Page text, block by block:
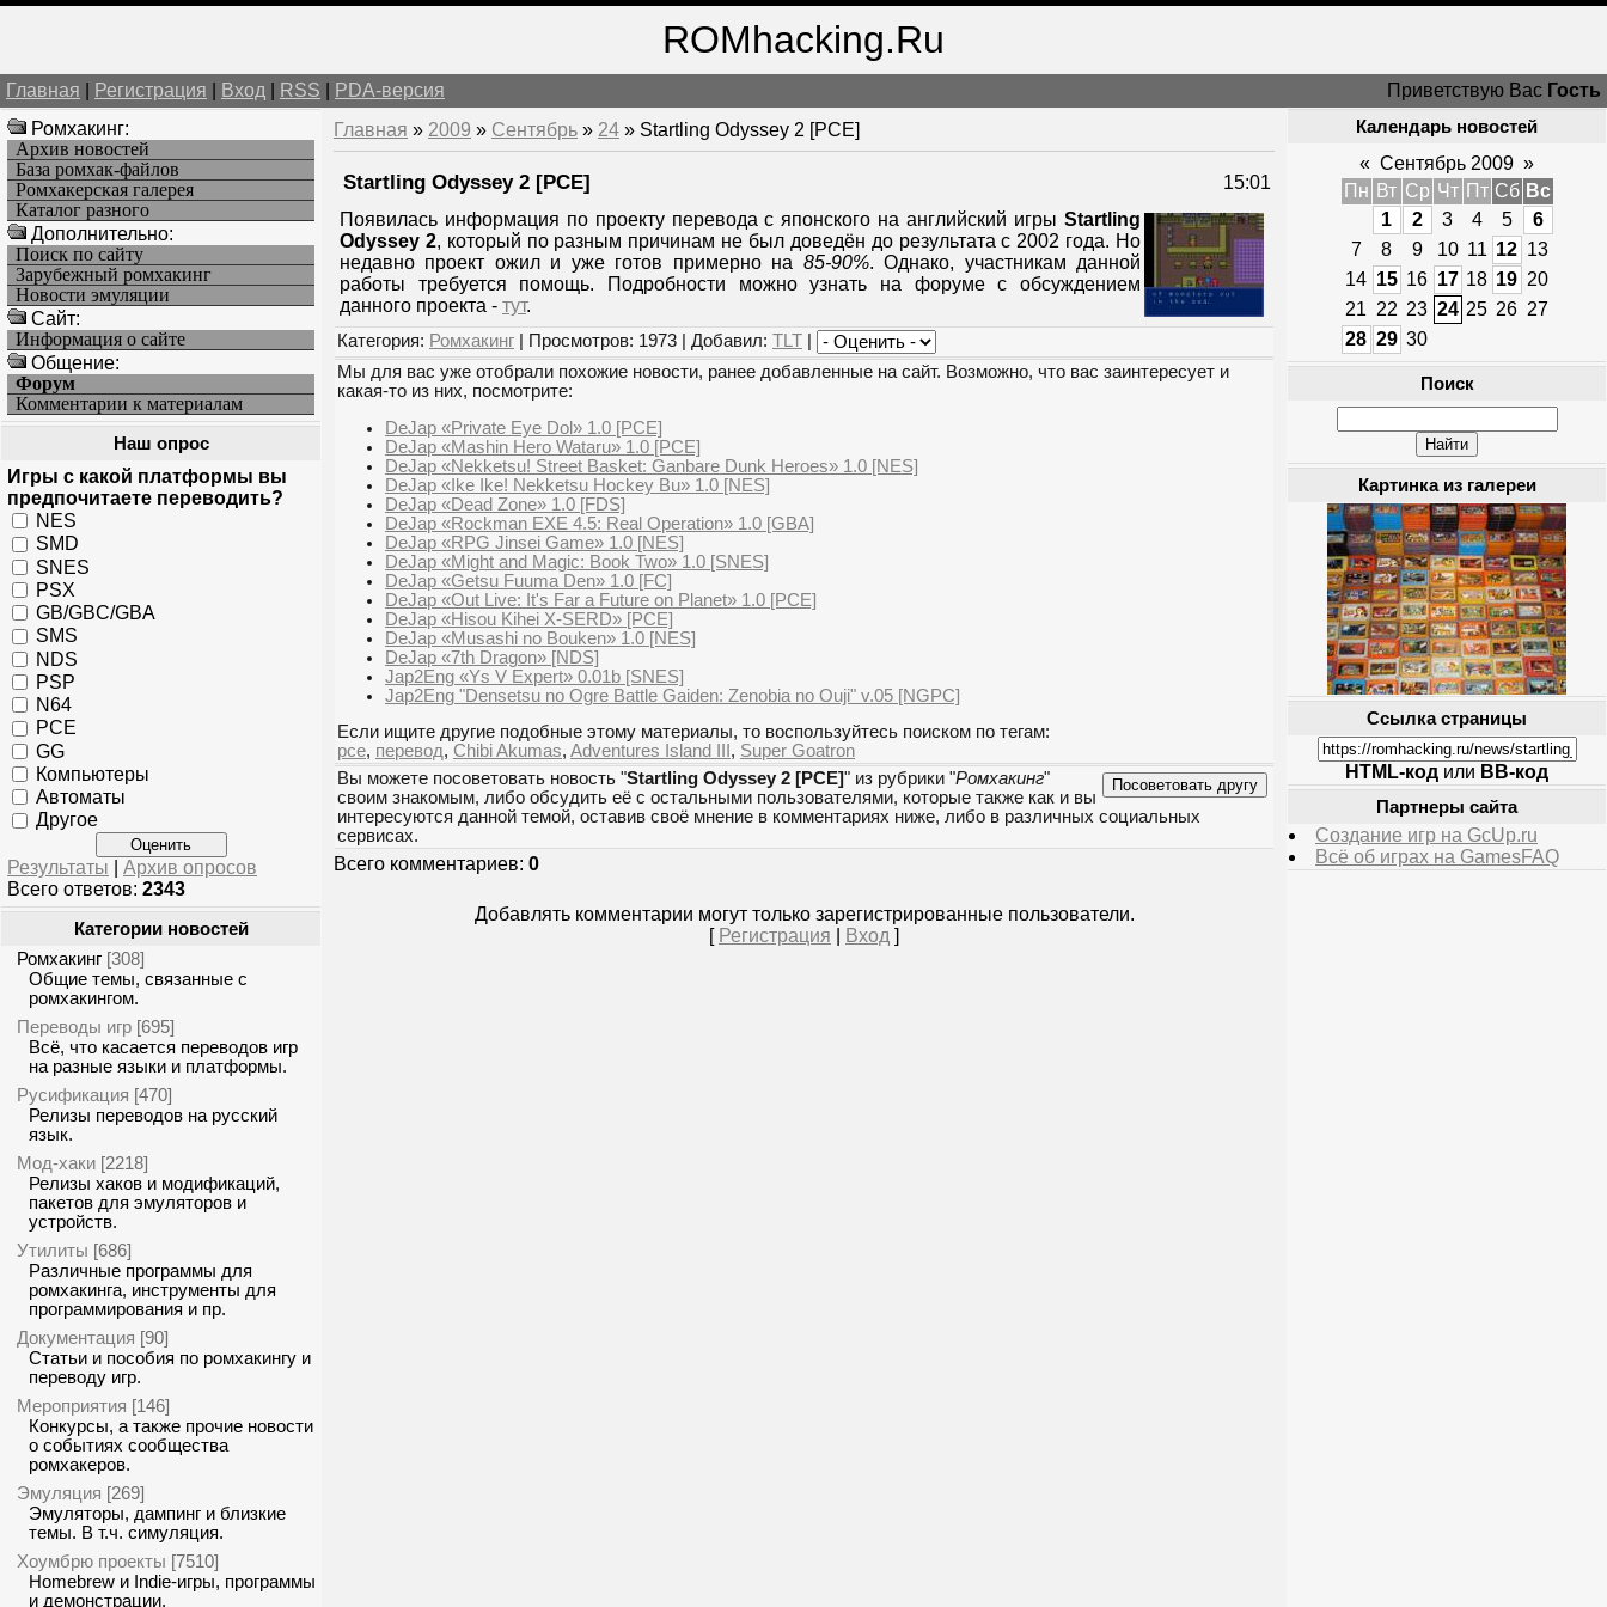
ROMhacking.Ru
Главная Регистрация Вход RSS PDA-версия Приветствую Вас Гость
Ромхакинг:
Архив новостей
База ромхак-файлов
Ромхакерская галерея
Каталог разного
Дополнительно:
Поиск по сайту
Зарубежный ромхакинг
Новости эмуляции
Cайт:
Информация о сайте
Общение:
Форум
Комментарии к материалам
Наш опрос
Игры с какой платформы вы
предпочитаете переводить?
NES
SMD
SNES
PSX
GB/GBC/GBA
SMS
NDS
PSP
N64
PCE
GG
Компьютеры
Автоматы
Другое
Результаты
Архив опросов
Всего ответов: 2343
Категории новостей
Ромхакинг [308]
Общие темы, связанные с
ромхакингом.
Переводы игр [695]
Всё, что касается переводов игр
на разные языки и платформы.
Русификация [470]
Релизы переводов на русский
язык.
Мод-хаки [2218]
Релизы хаков и модификаций,
пакетов для эмуляторов и
устройств.
Утилиты [686]
Различные программы для
ромхакинга, инструменты для
программирования и пр.
Документация [90]
Статьи и пособия по ромхакингу и
переводу игр.
Мероприятия [146]
Конкурсы, а также прочие новости
о событиях сообщества
ромхакеров.
Эмуляция [269]
Эмуляторы, дампинг и близкие
темы. В т.ч. симуляция.
Хоумбрю проекты [7510]
Homebrew и Indie-игры, программы
и демонстрации.
Главная » 2009 » Сентябрь » 24 » Startling Odyssey 2 [PCE]
Startling Odyssey 2 [PCE]
15:01
Появилась информация по проекту перевода с японского на английский игры Startling
Odyssey 2, который по разным причинам не был доведён до результата с 2002 года. Но
недавно проект ожил и уже готов примерно на 85-90%. Однако, участникам данной
работы требуется помощь. Подробности можно узнать на форуме с обсуждением
данного проекта - тут.
Категория: Ромхакинг | Просмотров: 1973 | Добавил: TLT
Мы для вас уже отобрали похожие новости, ранее добавленные на сайт. Возможно, что вас заинтересует и
какая-то из них, посмотрите:
DeJap «Private Eye Dol» 1.0 [PCE]
DeJap «Mashin Hero Wataru» 1.0 [PCE]
DeJap «Nekketsu! Street Basket: Ganbare Dunk Heroes» 1.0 [NES]
DeJap «Ike Ike! Nekketsu Hockey Bu» 1.0 [NES]
DeJap «Dead Zone» 1.0 [FDS]
DeJap «Rockman EXE 4.5: Real Operation» 1.0 [GBA]
DeJap «RPG Jinsei Game» 1.0 [NES]
DeJap «Might and Magic: Book Two» 1.0 [SNES]
DeJap «Getsu Fuuma Den» 1.0 [FC]
DeJap «Out Live: It's Far a Future on Planet» 1.0 [PCE]
DeJap «Hisou Kihei X-SERD» [PCE]
DeJap «Musashi no Bouken» 1.0 [NES]
DeJap «7th Dragon» [NDS]
Jap2Eng «Ys V Expert» 0.01b [SNES]
Jap2Eng "Densetsu no Ogre Battle Gaiden: Zenobia no Ouji" v.05 [NGPC]
Если ищите другие подобные этому материалы, то воспользуйтесь поиском по тегам:
pce, перевод, Chibi Akumas, Adventures Island III , Super Goatron
Вы можете посоветовать новость "Startling Odyssey 2 [PCE]" из рубрики "Ромхакинг"
своим знакомым, либо обсудить её с остальными пользователями, которые также как и вы
интересуются данной темой, оставив своё мнение в комментариях ниже, либо в различных социальных
сервисах.
Всего комментариев: 0
Добавлять комментарии могут только зарегистрированные пользователи.
[ Регистрация Вход ]
Календарь новостей
« Сентябрь 2009 »
Пн Вт Ср Чт Пт Сб Вс
1
2 3 4 5
6
7
8 9 10 11 12 13
14 15 16 17 18 19 20
21 22 23 24 25 26 27
28 29 30
Поиск
Картинка из галереи
Ссылка страницы
HTML-код или BB-код
Партнеры сайта
Создание игр на GcUp.ru
Всё об играх на GamesFAQ